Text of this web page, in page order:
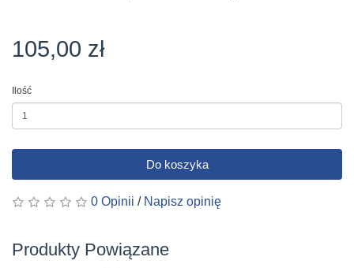
105,00 zł
Ilość
Do koszyka
0 Opinii / Napisz opinię
Produkty Powiązane